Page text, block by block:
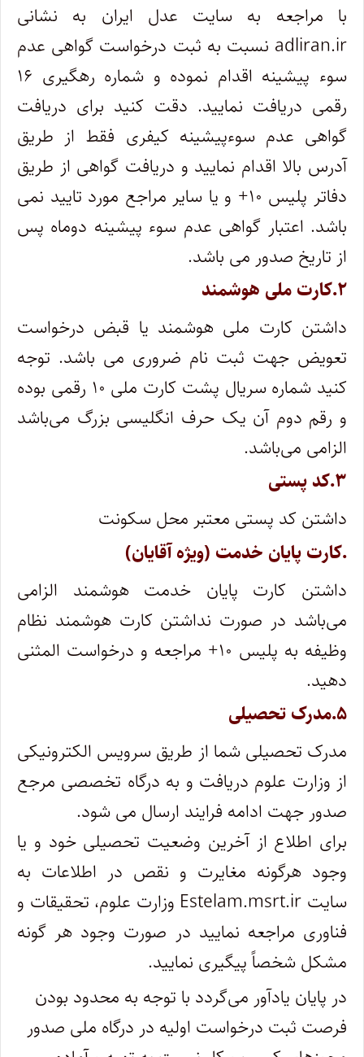
با مراجعه به سایت عدل ایران به نشانی
adliran.ir نسبت به ثبت درخواست گواهی عدم
سوء پیشینه اقدام نموده و شماره رهگیری ۱۶
رقمی دریافت نمایید. دقت کنید برای دریافت
گواهی عدم سوءپیشینه کیفری فقط از طریق
آدرس بالا اقدام نمایید و دریافت گواهی از طریق
دفاتر پلیس ۱۰+ و یا سایر مراجع مورد تایید نمی
باشد. اعتبار گواهی عدم سوء پیشینه دوماه پس
از تاریخ صدور می باشد.
۲.کارت ملی هوشمند
داشتن کارت ملی هوشمند یا قبض درخواست
تعویض جهت ثبت نام ضروری می باشد. توجه
کنید شماره سریال پشت کارت ملی ۱۰ رقمی بوده
و رقم دوم آن یک حرف انگلیسی بزرگ می‌باشد
الزامی می‌باشد.
۳.کد پستی
داشتن کد پستی معتبر محل سکونت
.کارت پایان خدمت (ویژه آقایان)
داشتن کارت پایان خدمت هوشمند الزامی
می‌باشد در صورت نداشتن کارت هوشمند نظام
وظیفه به پلیس ۱۰+ مراجعه و درخواست المثنی
دهید.
۵.مدرک تحصیلی
مدرک تحصیلی شما از طریق سرویس الکترونیکی
از وزارت علوم دریافت و به درگاه تخصصی مرجع
صدور جهت ادامه فرایند ارسال می شود.
برای اطلاع از آخرین وضعیت تحصیلی خود و یا
وجود هرگونه مغایرت و نقص در اطلاعات به
سایت Estelam.msrt.ir وزارت علوم، تحقیقات و
فناوری مراجعه نمایید در صورت وجود هر گونه
مشکل شخصاً پیگیری نمایید.
در پایان یادآور می‌گردد با توجه به محدود بودن
فرصت ثبت درخواست اولیه در درگاه ملی صدور